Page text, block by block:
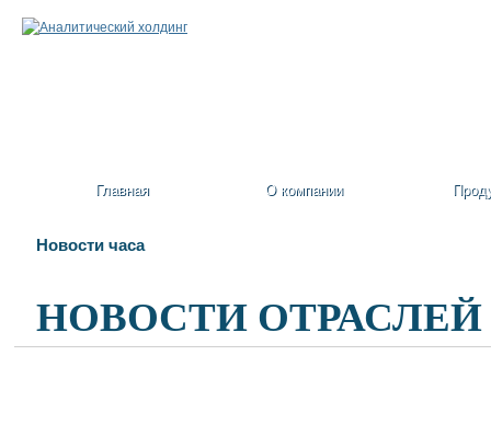
Главная О компании
Новости часа
НОВОСТИ ОТРАСЛЕЙ